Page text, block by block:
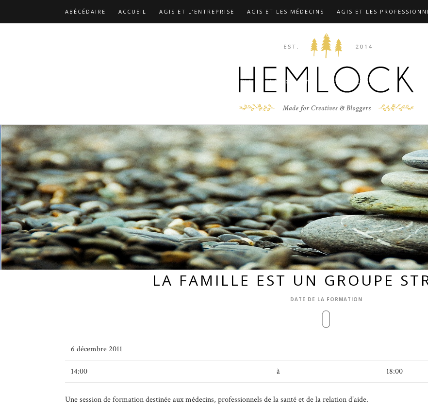
ABÉCÉDAIRE ACCUEIL AGIS ET L’ENTREPRISE AGIS ET LES MÉDECINS AGIS ET LES
CONTACT
MIEUX CONNAÎTRE LE DR
PAGE D’EXEMPLE PUBLICATIONS RÉFÉRENCES
LA FAMILLE EST UN GROUPE
DATE DE LA FORMATION
6 décembre 2011
14:00 à 18:00
Une session de formation destinée aux médecins, professionnels de la santé et de la relation d’aide.